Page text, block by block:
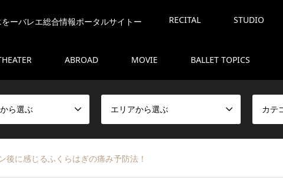
ーバレエ総合情報ポータルサイトー RECITAL STUDIO
ABROAD MOVIE BALLET TOPICS
ら選ぶ エリアから選ぶ カテ
後に感じるふくらはぎの痛み予防法！